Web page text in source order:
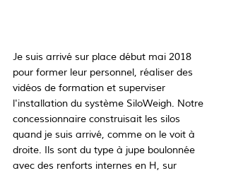
Je suis arrivé sur place début mai 2018
pour former leur personnel, réaliser des
vidéos de formation et superviser
l'installation du système SiloWeigh. Notre
concessionnaire construisait les silos
quand je suis arrivé, comme on le voit à
droite. Ils sont du type à jupe boulonnée
avec des renforts internes en H, sur